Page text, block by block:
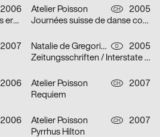
2006
»the sublime is now?« das erhabene in der zeitgenössischen kunst
Atelier Poisson CH
2005
Journées suisse de danse contemporaine 2006
2007
Natalie de Gregorio, Manuel Dollt, Sebastian Fischer, Philipp Hubert, Tina Pachner D
2005
Zeitungsschriften / Interstate / Zu Peter Behrens / Dialog über Schrift und Typografie / Herbert Bayer und das Bauhaus
2006
Atelier Poisson CH
2007
Requiem
2006
Atelier Poisson CH
2007
Pyrrhus Hilton